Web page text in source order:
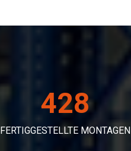
428
FERTIGGESTELLTE MONTAGEN